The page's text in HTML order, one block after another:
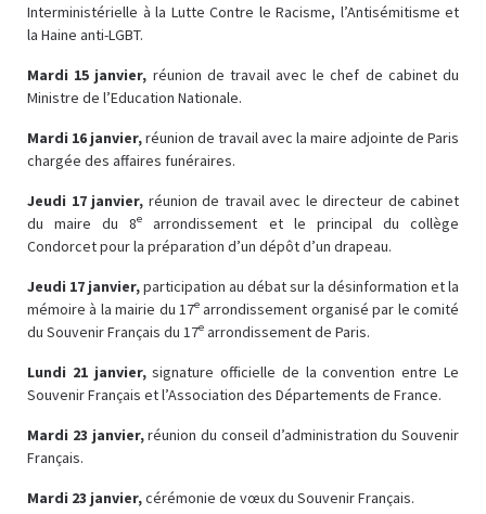
Interministérielle à la Lutte Contre le Racisme, l’Antisémitisme et
la Haine anti-LGBT.
Mardi 15 janvier, réunion de travail avec le chef de cabinet du
Ministre de l’Education Nationale.
Mardi 16 janvier,réunion de travail avec la maire adjointe de Paris
chargée des affaires funéraires.
Jeudi 17 janvier, réunion de travail avec le directeur de cabinet
du maire du 8e
arrondissement et le principal du collège
Condorcet pour la préparation d’un dépôt d’un drapeau.
Jeudi 17 janvier,participation au débat sur la désinformation et la
mémoire à la mairie du 17e arrondissement organisé par le comité
du Souvenir Français du 17e arrondissement de Paris.
Lundi 21 janvier,signature officielle de la convention entre Le
Souvenir Français et l’Association des Départements de France.
Mardi 23 janvier,réunion du conseil d’administration du Souvenir
Français.
Mardi 23 janvier,cérémonie de vœux du Souvenir Français.